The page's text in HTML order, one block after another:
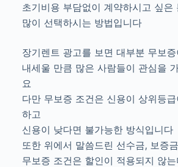
초기비용 부담없이 계약하시고 싶은
많이 선택하시는 방법입니다
장기렌트 광고를 보면 대부분 무보
내세울 만큼 많은 사람들이 관심을
요
다만 무보증 조건은 신용이 상위등
하고
신용이 낮다면 불가능한 방식입니다
또한 위에서 말씀드린 선수금, 보증
무보증 조건은 할인이 적용되지 않